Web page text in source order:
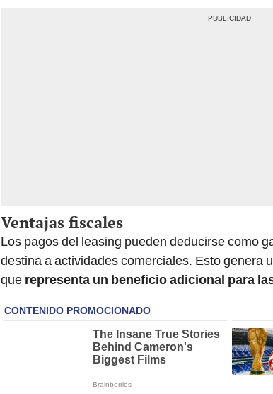
Ventajas fiscales
Los pagos del leasing pueden deducirse como
destina a actividades comerciales. Esto genera
que representa un beneficio adicional para